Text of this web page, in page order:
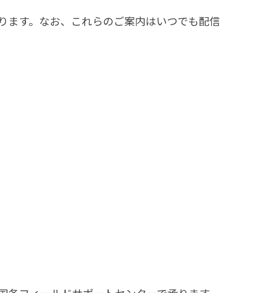
す。なお、これらのご案内はいつでも配信